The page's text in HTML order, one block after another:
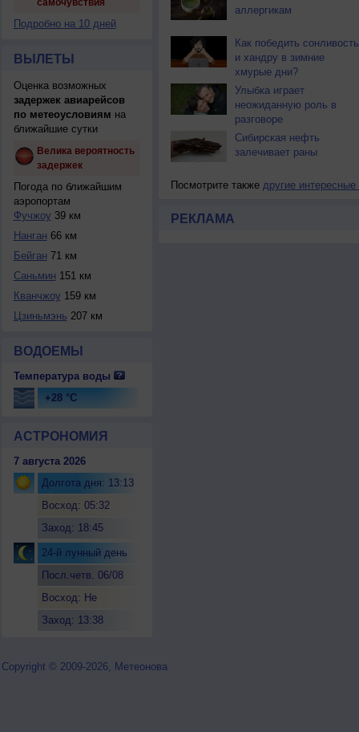
самочувствия
Подробно на 10 дней
ВЫЛЕТЫ
Оценка возможных
задержек авиарейсов
по метеоусловиям на
ближайшие сутки
Велика вероятность
задержек
Погода по ближайшим
аэропортам
Фучжоу 39 км
Нанган 66 км
Бейган 71 км
Саньмин 151 км
Кванчжоу 159 км
Цзиньмэнь 207 км
ВОДОЕМЫ
Температура воды
+28 °C
АСТРОНОМИЯ
7 августа 2026
Долгота дня: 13:13
Восход: 05:32
Заход: 18:45
24-й лунный день
Посл.четв. 06/08
Восход: Не
Заход: 13:38
аллергикам
Как победить сонливость
и хандру в зимние
хмурые дни?
Улыбка играет
неожиданную роль в
разговоре
Сибирская нефть
залечивает раны
Посмотрите также другие интересные
РЕКЛАМА
Copyright © 2009-2026, Метеонова